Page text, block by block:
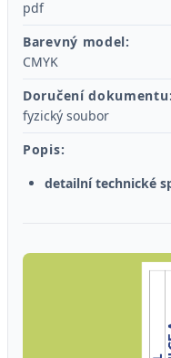
pdf
Barevný model:
CMYK
Doručení dokumentu:
fyzický soubor
Popis:
detailní technické